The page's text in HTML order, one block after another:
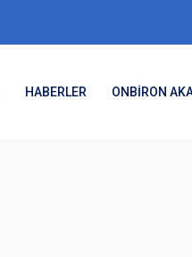
HABERLER ONBİRON